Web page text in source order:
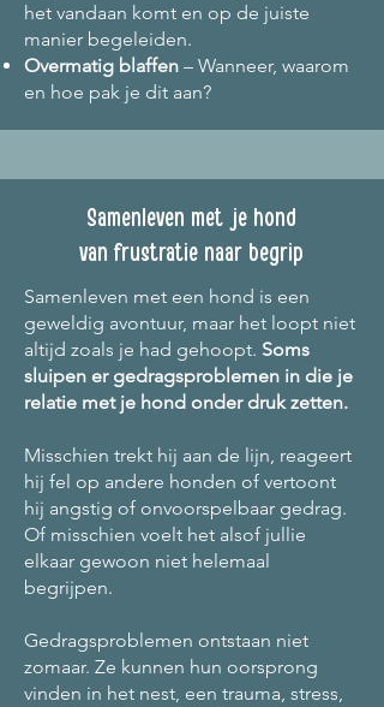
het vandaan komt en op de juiste
manier begeleiden.
Overmatig blaffen – Wanneer, waarom
en hoe pak je dit aan?
Samenleven met je hond
van frustratie naar begrip
Samenleven met een hond is een
geweldig avontuur, maar het loopt niet
altijd zoals je had gehoopt. Soms
sluipen er gedragsproblemen in die je
relatie met je hond onder druk zetten.
Misschien trekt hij aan de lijn, reageert
hij fel op andere honden of vertoont
hij angstig of onvoorspelbaar gedrag.
Of misschien voelt het alsof jullie
elkaar gewoon niet helemaal
begrijpen.
Gedragsproblemen ontstaan niet
zomaar. Ze kunnen hun oorsprong
vinden in het nest, een trauma, stress,